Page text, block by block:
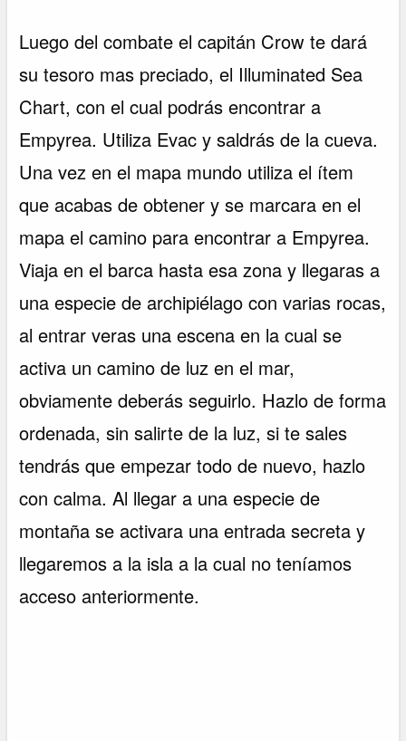
Luego del combate el capitán Crow te dará
su tesoro mas preciado, el Illuminated Sea
Chart, con el cual podrás encontrar a
Empyrea. Utiliza Evac y saldrás de la cueva.
Una vez en el mapa mundo utiliza el ítem
que acabas de obtener y se marcara en el
mapa el camino para encontrar a Empyrea.
Viaja en el barca hasta esa zona y llegaras a
una especie de archipiélago con varias rocas,
al entrar veras una escena en la cual se
activa un camino de luz en el mar,
obviamente deberás seguirlo. Hazlo de forma
ordenada, sin salirte de la luz, si te sales
tendrás que empezar todo de nuevo, hazlo
con calma. Al llegar a una especie de
montaña se activara una entrada secreta y
llegaremos a la isla a la cual no teníamos
acceso anteriormente.